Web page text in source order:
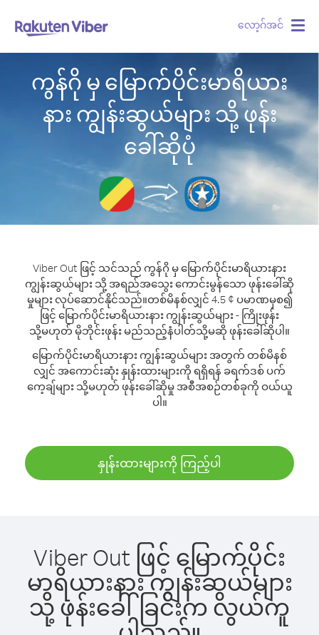
လော့ဂ်အင်
ကွန်ဂို မှ မြောက်ပိုင်းမာရိယား
နား ကျွန်းဆွယ်များ သို့ ဖုန်း
ခေါ်ဆိုပုံ
Viber Out ဖြင့် သင်သည် ကွန်ဂို မှ မြောက်ပိုင်းမာရိယားနား
ကျွန်းဆွယ်များ သို့ အရည်အသွေး ကောင်းမွန်သော ဖုန်းခေါ်ဆို
မှုများ လုပ်ဆောင်နိုင်သည်။တစ်မိနစ်လျှင် 4.5 ¢ ပမာဏမှစ၍
ဖြင့် မြောက်ပိုင်းမာရိယားနား ကျွန်းဆွယ်များ - ကြိုးဖုန်း
သို့မဟုတ် မိုဘိုင်းဖုန်း မည်သည့်နံပါတ်သို့မဆို ဖုန်းခေါ်ဆိုပါ။
မြောက်ပိုင်းမာရိယားနား ကျွန်းဆွယ်များ အတွက် တစ်မိနစ်
လျှင် အကောင်းဆုံး နှုန်းထားများကို ရရှိရန် ခရက်ဒစ် ပက်
ကေ့ချ်များ သို့မဟုတ် ဖုန်းခေါ်ဆိုမှု အစီအစဉ်တစ်ခုကို ဝယ်ယူ
ပါ။
နှုန်းထားများကို ကြည့်ပါ
Viber Out ဖြင့် မြောက်ပိုင်း
မာရိယားနား ကျွန်းဆွယ်များ
သို့ ဖုန်းခေါ်ခြင်းက လွယ်ကူ